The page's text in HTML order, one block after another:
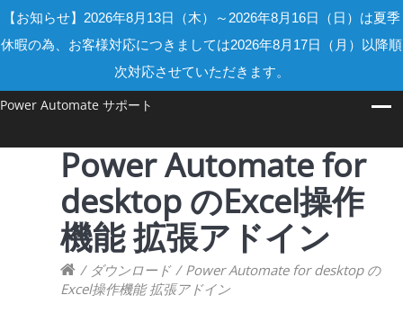
【お知らせ】2026年8月13日（木）～2026年8月16日（日）は夏季
休暇の為、お客様対応につきましては2026年8月17日（月）以降順
次対応させていただきます。
Power Automate サポート
Power Automate for
desktop のExcel操作
機能 拡張アドイン
/ ダウンロード / Power Automate for desktop の
Excel操作機能 拡張アドイン